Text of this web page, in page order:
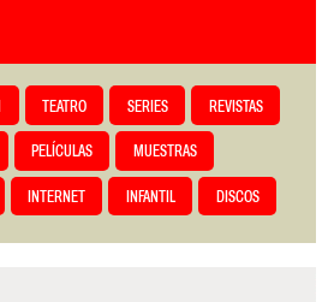
TEATRO SERIES REVISTAS
PELÍCULAS MUESTRAS
INTERNET INFANTIL DISCOS